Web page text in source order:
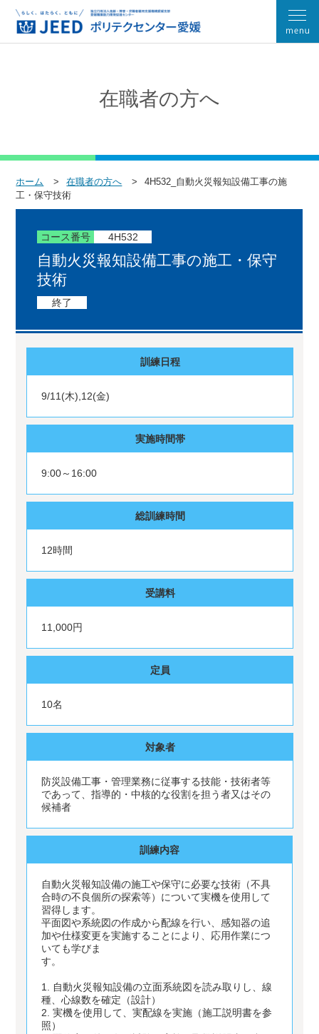
在職者の方へ
ホーム 在職者の方へ
4H532_自動火災報知設備工事の施
工・保守技術
コース番号 4H532
自動火災報知設備工事の施工・保守
技術
終了
訓練日程
9/11(木),12(金)
実施時間帯
9:00～16:00
総訓練時間
12時間
受講料
11,000円
定員
10名
対象者
防災設備工事・管理業務に従事する技能・技術者等
であって、指導的・中核的な役割を担う者又はその
候補者
訓練内容
自動火災報知設備の施工や保守に必要な技術（不具
合時の不良個所の探索等）について実機を使用して
習得します。
平面図や系統図の作成から配線を行い、感知器の追
加や仕様変更を実施することにより、応用作業につ
いても学びま
す。
1. 自動火災報知設備の立面系統図を読み取りし、線
種、心線数を確定（設計）
2. 実機を使用して、実配線を実施（施工説明書を参
照）